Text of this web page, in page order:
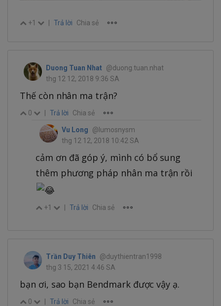
+1 Trả lời Chia sẻ
Duong Tuan Nhat
@duong.tuan.nhat
thg 12 12, 2018 9:36 SA
Thế còn nhân ma trận?
0 Trả lời Chia sẻ
Vu Long
@lumosnysm
thg 12 12, 2018 10:42 SA
cảm ơn đã góp ý, mình có bổ sung
thêm phương pháp nhân ma trận rồi
+1 Trả lời Chia sẻ
Trần Duy Thiên
@duythientran1998
thg 3 15, 2021 4:46 SA
bạn ơi, sao bạn Bendmark được vậy ạ.
0 Trả lời Chia sẻ